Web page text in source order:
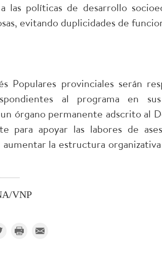
políticas de desarrollo
evitando duplicidades de
provinciales serán
al programa en
órgano permanente adscrito al
para apoyar las labores de
la estructura
VNP